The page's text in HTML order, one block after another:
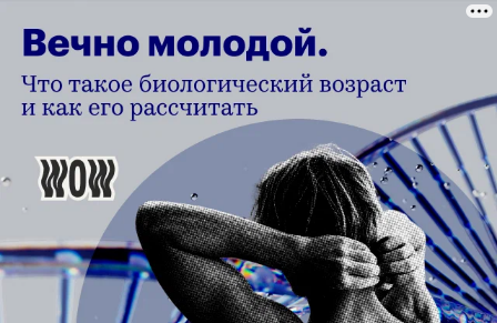
Альфа-Инвестиции в 2025